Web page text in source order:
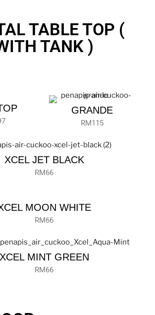
TABLE TOP (
TANK )
GRANDE
RM115
XCEL JET BLACK
RM66
MOON WHITE
RM66
XCEL MINT GREEN
RM66